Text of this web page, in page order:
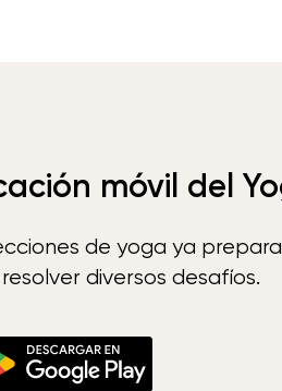
móvil del
de yoga ya
diversos desafíos.